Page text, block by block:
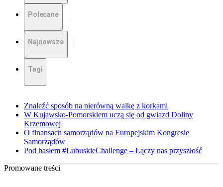
Polecane
Najnowsze
Tagi
Znaleźć sposób na nierówną walkę z korkami
W Kujawsko-Pomorskiem uczą się od gwiazd Doliny
Krzemowej
O finansach samorządów na Europejskim Kongresie
Samorządów
Pod hasłem #LubuskieChallenge – Łączy nas przyszłość
Promowane treści